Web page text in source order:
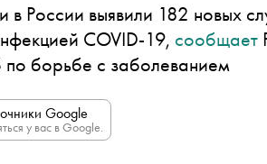
в России выявили 182 новых
COVID-19, сообщает
борьбе с заболеванием
Google
у вас в Google.